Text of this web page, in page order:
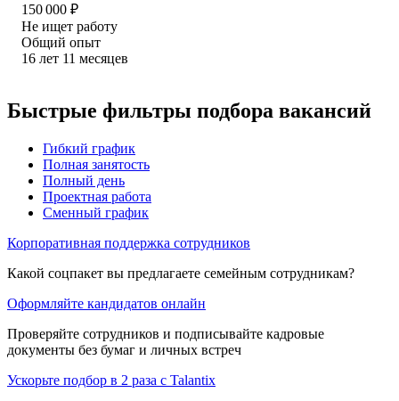
150 000 ₽
Не ищет работу
Общий опыт
16 лет 11 месяцев
Быстрые фильтры подбора вакансий
Гибкий график
Полная занятость
Полный день
Проектная работа
Сменный график
Корпоративная поддержка сотрудников
Какой соцпакет вы предлагаете семейным сотрудникам?
Оформляйте кандидатов онлайн
Проверяйте сотрудников и подписывайте кадровые
документы без бумаг и личных встреч
Ускорьте подбор в 2 раза с Talantix